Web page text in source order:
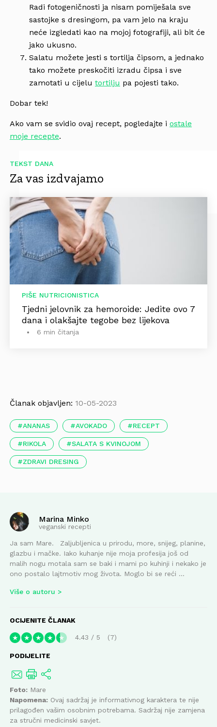
Radi fotogeničnosti ja nisam pomiješala sve
sastojke s dresingom, pa vam jelo na kraju
neće izgledati kao na mojoj fotografiji, ali bit će
jako ukusno.
Salatu možete jesti s tortilja čipsom, a jednako
tako možete preskočiti izradu čipsa i sve
zamotati u cijelu tortilju pa pojesti tako.
Dobar tek!
Ako vam se svidio ovaj recept, pogledajte i ostale
moje recepte.
TEKST DANA
Za vas izdvajamo
PIŠE NUTRICIONISTICA
Tjedni jelovnik za hemoroide: Jedite ovo 7
dana i olakšajte tegobe bez lijekova
6 min čitanja
Članak objavljen: 10-05-2023
ANANAS AVOKADO RECEPT
RIKOLA SALATA S KVINOJOM
ZDRAVI DRESING
Marina Minko
veganski recepti
Ja sam Mare. Zaljubljenica u prirodu, more, snijeg, planine,
glazbu i mačke. Iako kuhanje nije moja profesija još od
malih nogu motala sam se baki i mami po kuhinji i nekako je
ono postalo lajtmotiv mog života. Moglo bi se reći ...
Više o autoru
OCIJENITE ČLANAK
★ ★ ★ ★ ★ 4.43 / 5 7
PODIJELITE
Foto: Mare
Napomena: Ovaj sadržaj je informativnog karaktera te nije
prilagođen vašim osobnim potrebama. Sadržaj nije zamjena
za stručni medicinski savjet.